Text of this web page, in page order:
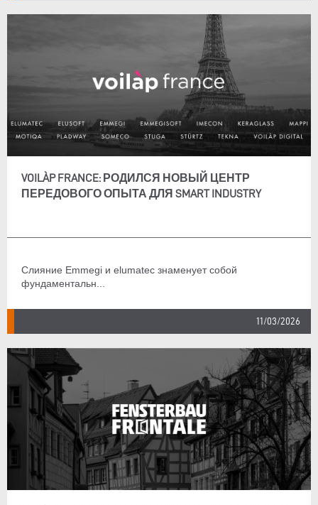
VOILÀP FRANCE: РОДИЛСЯ НОВЫЙ ЦЕНТР
ПЕРЕДОВОГО ОПЫТА ДЛЯ SMART INDUSTRY
Слияние Emmegi и elumatec знаменует собой
фундаментальн...
11/03/2026